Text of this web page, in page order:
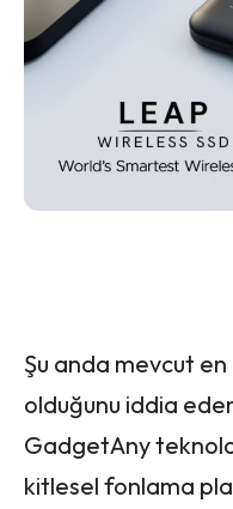
Şu anda mevcut en
olduğunu iddia
GadgetAny
kitlesel fonlama